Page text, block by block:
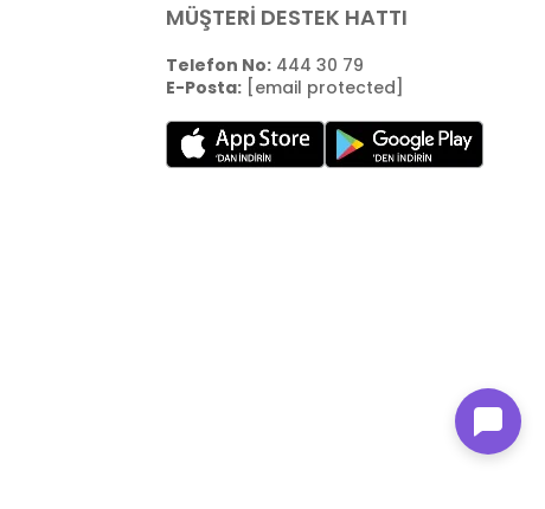
MÜŞTERİ DESTEK HATTI
Telefon No:444 30 79
E-Posta: [email protected]